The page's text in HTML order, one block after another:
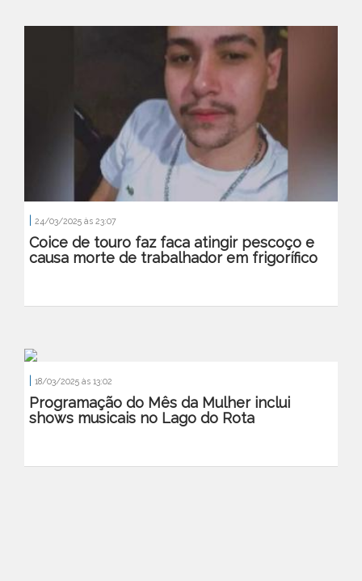
24/03/2025 às 23:07
Coice de touro faz faca atingir pescoço e
causa morte de trabalhador em frigorífico
18/03/2025 às 13:02
Programação do Mês da Mulher inclui
shows musicais no Lago do Rota